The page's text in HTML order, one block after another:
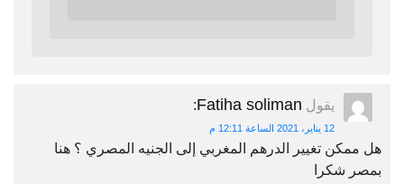
يقول Fatiha soliman
:
12 يناير، 2021 الساعة 12:11 م
هل ممكن تغيير الدرهم المغربي إلى الجنيه المصري ؟ هنا
بمصر شكرا